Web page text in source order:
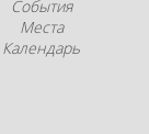
События
Места
Календарь